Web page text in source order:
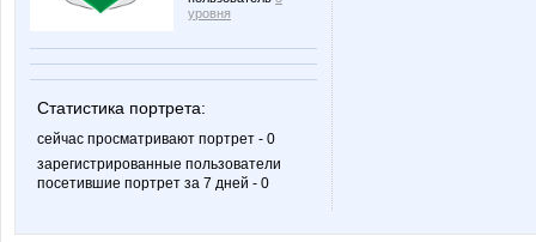
уровня
Статистика портрета:
сейчас просматривают портрет - 0
зарегистрированные пользователи
посетившие портрет за 7 дней - 0